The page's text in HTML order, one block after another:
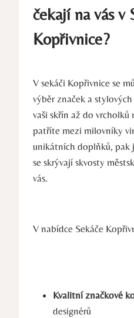
čekají na vás v
Kopřivnice?
V sekáči Kopřivnice se
výběr značek a
vaši skřín až do
patříte mezi milovníky
unikátních doplňků, pak
se skrývají skvosty
vás.
V nabídce Sekáče
Kvalitní značkové
designérů